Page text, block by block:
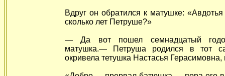
Вдруг он обратился к матушке:
сколько лет Петруше?»
— Да вот пошел семнадцатый
матушка.— Петруша родился в тот
окривела тетушка Настасья Герасимовна,